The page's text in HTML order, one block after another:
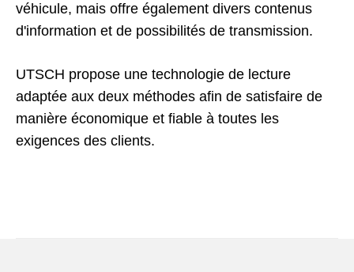
véhicule, mais offre également divers contenus
d'information et de possibilités de transmission.
UTSCH propose une technologie de lecture
adaptée aux deux méthodes afin de satisfaire de
manière économique et fiable à toutes les
exigences des clients.